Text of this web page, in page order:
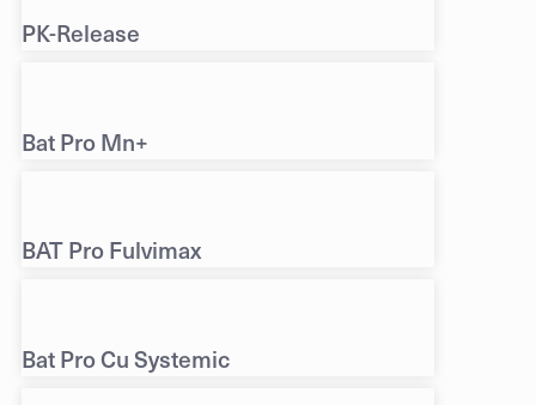
PK-Release
Bat Pro Mn+
BAT Pro Fulvimax
Bat Pro Cu Systemic